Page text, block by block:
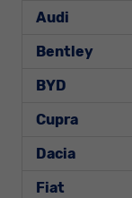
Audi
Bentley
BYD
Cupra
Dacia
Fiat